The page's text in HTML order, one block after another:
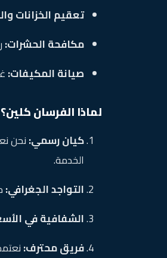
تعقيم الخزانات
مكافحة الحشرات:
صيانة المكيفات:
لماذا الفرسان كلين؟
كيان رسمي:نحن
الخدمة.
التواجد الجغرافي:
الشفافية في
فريق محترف: